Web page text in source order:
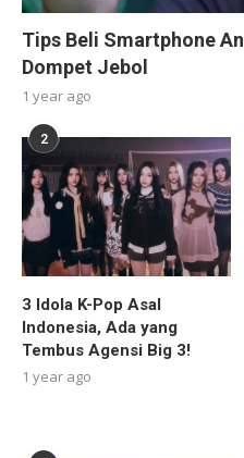
Tips Beli Smartphone
Dompet Jebol
1 year ago
2
3 Idola K-Pop Asal
Indonesia, Ada yang
Tembus Agensi Big 3!
1 year ago